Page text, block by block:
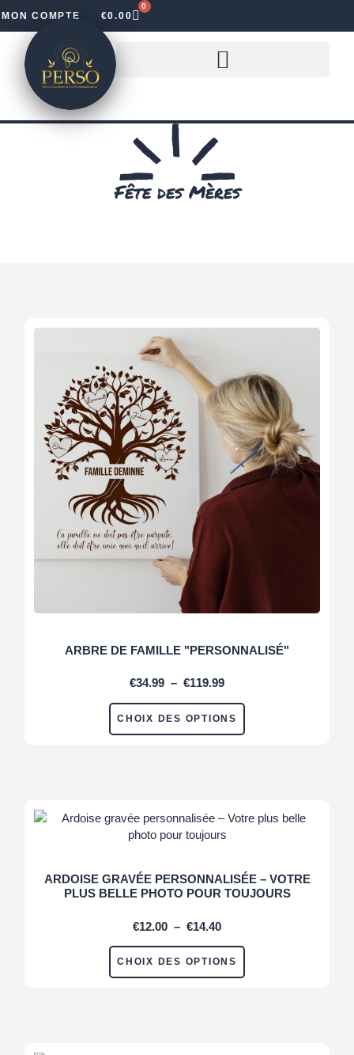
MON COMPTE €0.00
0
Fête des Mères
ARBRE DE FAMILLE "PERSONNALISÉ"
€34.99 – €119.99
CHOIX DES OPTIONS
ARDOISE GRAVÉE PERSONNALISÉE – VOTRE
PLUS BELLE PHOTO POUR TOUJOURS
€12.00 – €14.40
CHOIX DES OPTIONS